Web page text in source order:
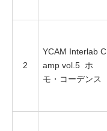
2
YCAM Interlab C
amp vol.5 ホ
モ・コーデンス